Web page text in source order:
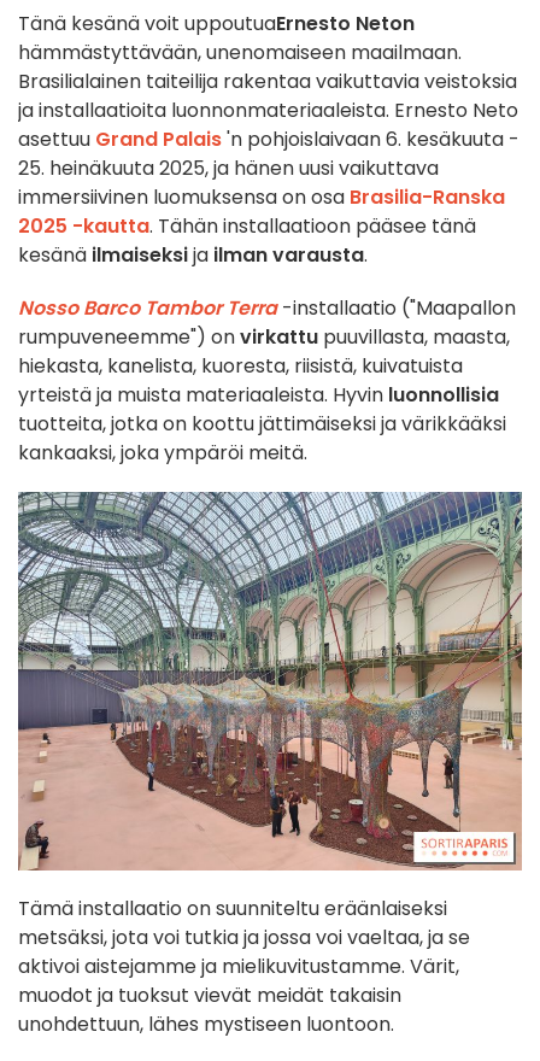
Tänä kesänä voit uppoutuaErnesto Neton
hämmästyttävään, unenomaiseen maailmaan.
Brasilialainen taiteilija rakentaa vaikuttavia veistoksia
ja installaatioita luonnonmateriaaleista. Ernesto Neto
asettuu Grand Palais'n pohjoislaivaan 6. kesäkuuta -
25. heinäkuuta 2025, ja hänen uusi vaikuttava
immersiivinen luomuksensa on osa Brasilia-Ranska
2025 -kautta. Tähän installaatioon pääsee tänä
kesänä ilmaiseksija ilman varausta.
Nosso Barco Tambor Terra-installaatio ("Maapallon
rumpuveneemme") onvirkattu puuvillasta, maasta,
hiekasta, kanelista, kuoresta, riisistä, kuivatuista
yrteistä ja muista materiaaleista. Hyvin luonnollisia
tuotteita, jotka on koottu jättimäiseksi ja värikkääksi
kankaaksi, joka ympäröi meitä.
Tämä installaatio on suunniteltu eräänlaiseksi
metsäksi, jota voi tutkia ja jossa voi vaeltaa, ja se
aktivoi aistejamme ja mielikuvitustamme. Värit,
muodot ja tuoksut vievät meidät takaisin
unohdettuun, lähes mystiseen luontoon.